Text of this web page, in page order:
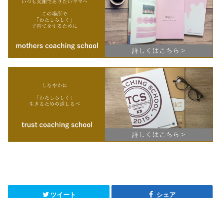
ツイート シェア